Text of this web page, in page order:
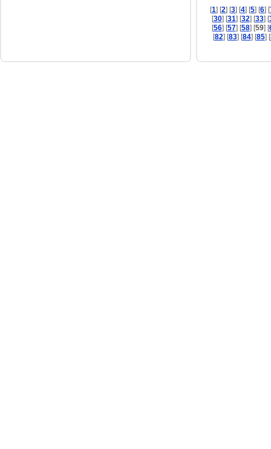
[1] [2] [3] [4] [5] [6] [
[30] [31] [32] [33] [
[56] [57] [58] [59] [
[82] [83] [84] [85] [